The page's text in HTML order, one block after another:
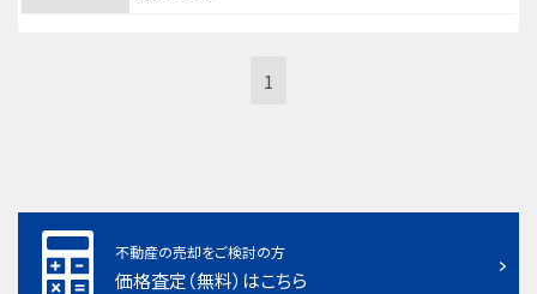
1
不動産の売却をご検討の方
価格査定（無料）はこちら